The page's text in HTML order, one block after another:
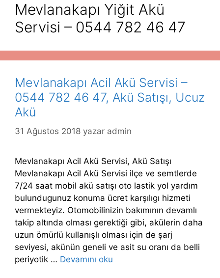
Mevlanakapı Yiğit Akü
Servisi – 0544 782 46 47
Mevlanakapı Acil Akü Servisi –
0544 782 46 47, Akü Satışı, Ucuz
Akü
31 Ağustos 2018 yazar admin
Mevlanakapı Acil Akü Servisi, Akü Satışı
Mevlanakapı Acil Akü Servisi ilçe ve semtlerde
7/24 saat mobil akü satışı oto lastik yol yardım
bulundugunuz konuma ücret karşılıgı hizmeti
vermekteyiz. Otomobilinizin bakımının devamlı
takip altında olması gerektiği gibi, akülerin daha
uzun ömürlü kullanışlı olması için de şarj
seviyesi, akünün geneli ve asit su oranı da belli
periyotik … Devamını oku